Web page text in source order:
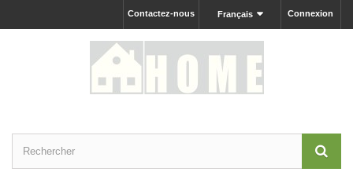
Connexion
Français
Contactez-nous